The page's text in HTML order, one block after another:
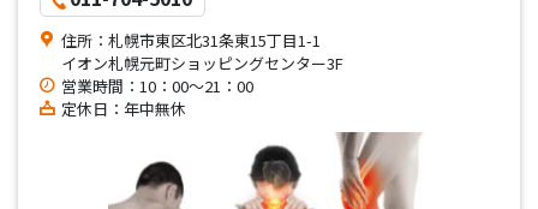
住所：札幌市東区北31条東15丁目1-1
イオン札幌元町ショッピングセンター3F
営業時間：10：00～21：00
定休日：年中無休